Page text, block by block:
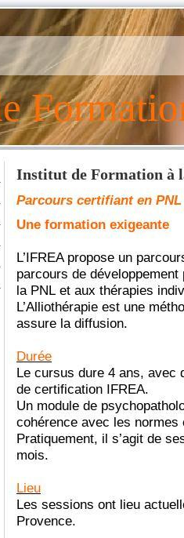
Institut de Formation à
Parcours certifiant en
Une formation exigeante
L’IFREA propose un
parcours de
la PNL et aux thérapies
L’Alliothérapie est une
assure la diffusion.
Durée
Le cursus dure 4 ans, avec
de certification IFREA.
Un module de
cohérence avec les normes
Pratiquement, il s’agit de
mois.
Lieu
Les sessions ont lieu
Provence.